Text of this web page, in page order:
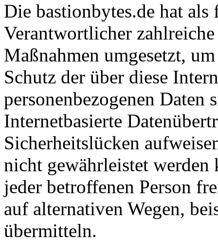
Die bastionbytes.de hat
Verantwortlicher
Maßnahmen umgesetzt,
Schutz der über diese
personenbezogenen Daten
Internetbasierte
Sicherheitslücken
nicht gewährleistet werden
jeder betroffenen Person
auf alternativen Wegen,
übermitteln.